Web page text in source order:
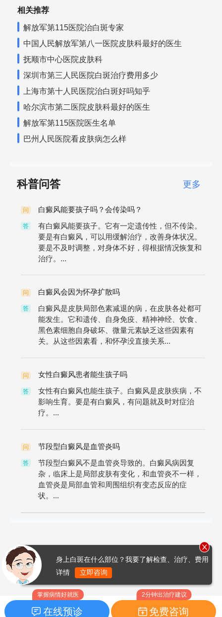
相关推荐
解放军第115医院治白斑专家
中国人民解放军第八一医院皮肤科最好的医生
抚顺市中心医院皮肤科
深圳市第三人民医院白斑治疗费用多少
上海市第十人民医院治白斑好吗知乎
哈尔滨市第二医院皮肤科最好的医生
解放军第115医院医生名单
巴州人民医院看皮肤病怎么样
科普问答 更多
问 白癜风能要孩子吗？会传染吗？
答
有白癜风能要孩子。它有一定遗传性，但不传染。
要是有白癜风，可以用缓解治疗，改善身体状况。
要是不及时调整，对身体不好，得根据情况恢复和
治疗。...
问 白癜风会因为怀孕扩散吗
答
白癜风是皮肤局部色素减退的病，在皮肤各处都可
能发生。它和遗传、自身免疫、精神神经、饮食、
黑色素细胞自身破坏、微量元素缺乏这些因素有
关。从这些因素看，和怀孕没直接关系...
问 女性白癜风患者能生孩子吗
答
女性有白癜风也能生孩子。白癜风是皮肤疾病，不
影响生育。要是有白癜风，有问题就及时对症治
疗。...
问 节段型白癜风是血管炎吗
答
节段型白癜风不是血管炎导致的。白癜风病因复
杂，临床上是局部皮肤有变化，和血管炎不一样，
血管炎是局部血管和周围组织有变态反应的症
状。...
掌握病情好就医
在线预诊
2分钟出治疗建议
免费咨询
身上白斑在什么部位？我要了解检查、治疗、费用
详情
立即咨询